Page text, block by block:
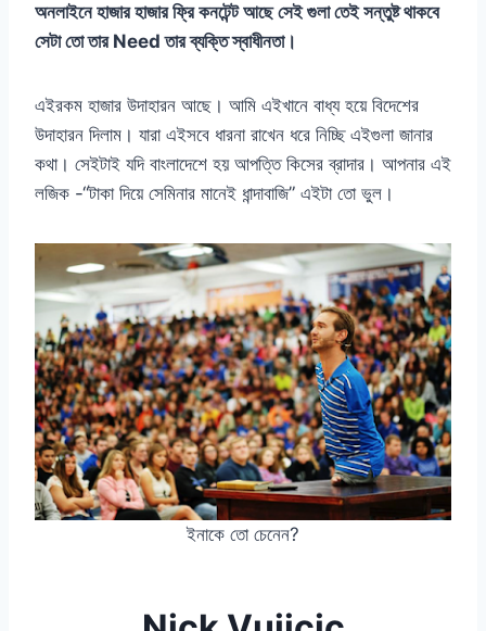
অনলাইনে হাজার হাজার ফ্রি কনটেন্ট আছে সেই গুলা তেই সন্তুষ্ট থাকবে
সেটা তো তার Need তার ব্যক্তি স্বাধীনতা।
এইরকম হাজার উদাহারন আছে। আমি এইখানে বাধ্য হয়ে বিদেশের
উদাহারন দিলাম। যারা এইসবে ধারনা রাখেন ধরে নিচ্ছি এইগুলা জানার
কথা। সেইটাই যদি বাংলাদেশে হয় আপত্তি কিসের ব্রাদার। আপনার এই
লজিক -“টাকা দিয়ে সেমিনার মানেই ধান্দাবাজি” এইটা তো ভুল।
ইনাকে তো চেনেন?